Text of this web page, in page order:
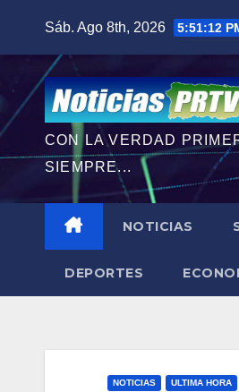
contenido
Sáb. Ago 8th, 2026 5:51:13
CON LA VERDAD
SIEMPRE...
NOTICIAS
DEPORTES
NOTICIAS ULTIMA HORA